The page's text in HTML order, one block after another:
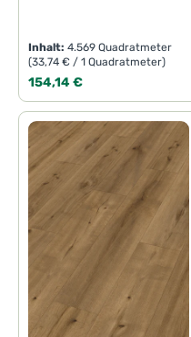
Inhalt:4.569 Quadratmeter
(33,74 € / 1 Quadratmeter)
Regulärer Preis:
154,14 €